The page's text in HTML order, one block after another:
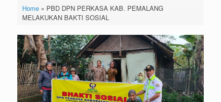
Home» PBD DPN PERKASA KAB. PEMALANG
MELAKUKAN BAKTI SOSIAL